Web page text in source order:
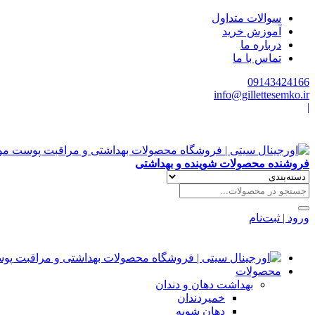
سوالات متداول
آموزش خرید
درباره ما
تماس با ما
09143424166
info@gillettesemko.ir
|
فروشنده محصولات شوینده و بهداشتی
ورود | ثبت‌نام
محصولات
بهداشت دهان و دندان
خمیردندان
دهان شویه